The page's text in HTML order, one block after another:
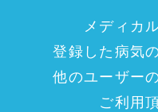
メディカ
登録した病気
他のユーザー
ご利用